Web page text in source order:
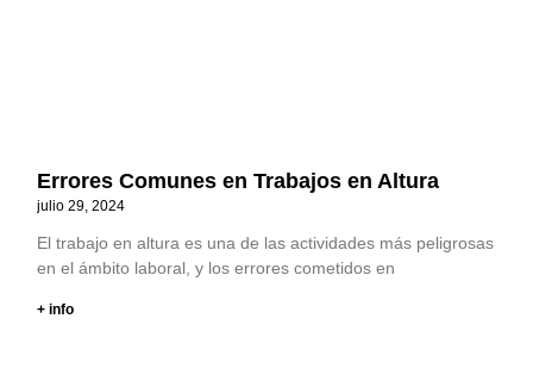
Errores Comunes en Trabajos en Altura
julio 29, 2024
El trabajo en altura es una de las actividades más peligrosas
en el ámbito laboral, y los errores cometidos en
+ info